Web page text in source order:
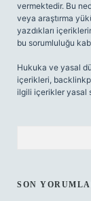
vermektedir. Bu
veya araştırma
yazdıkları
bu sorumluluğu
Hukuka ve yasal
içerikleri,
ilgili içerikler yasal
SON